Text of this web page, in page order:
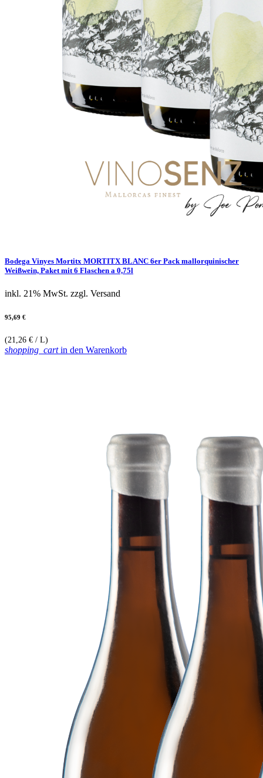
Bodega Vinyes Mortitx MORTITX BLANC 6er Pack mallorquinischer
Weißwein, Paket mit 6 Flaschen a 0,75l
inkl. 21% MwSt. zzgl. Versand
95,69 €
(21,26 € / L)
shopping_cartin den Warenkorb